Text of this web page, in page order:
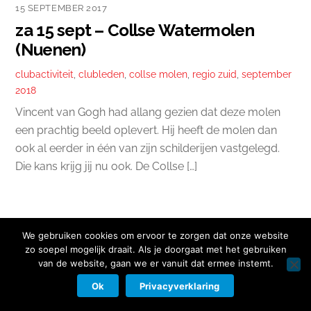
15 SEPTEMBER 2017
za 15 sept – Collse Watermolen
(Nuenen)
clubactiviteit,clubleden,collse molen, regio zuid,september
2018
Vincent van Gogh had allang gezien dat deze molen
een prachtig beeld oplevert. Hij heeft de molen dan
ook al eerder in één van zijn schilderijen vastgelegd.
Die kans krijg jij nu ook. De Collse […]
Copyright © 2026 Nikon Club Nederland |Cookies |Privacy Beleid|
FacebookInstagramTwitterLinkedIn
We gebruiken cookies om ervoor te zorgen dat onze website
zo soepel mogelijk draait. Als je doorgaat met het gebruiken
van de website, gaan we er vanuit dat ermee instemt.
Ok Privacyverklaring